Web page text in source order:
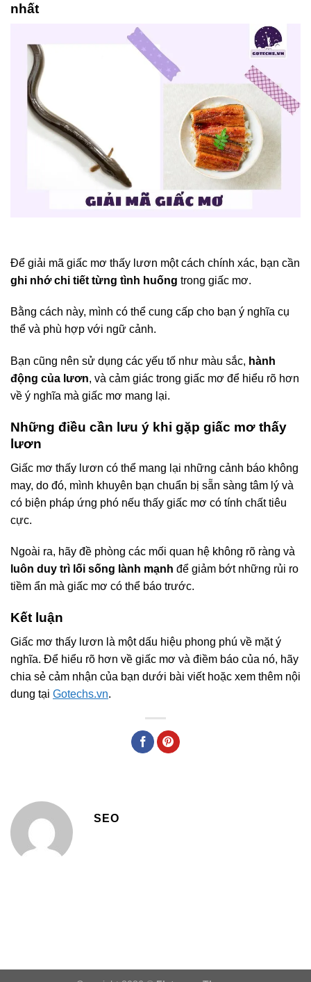
nhất
Để giải mã giấc mơ thấy lươn một cách chính xác, bạn cần
ghi nhớ chi tiết từng tình huống trong giấc mơ.
Bằng cách này, mình có thể cung cấp cho bạn ý nghĩa cụ
thể và phù hợp với ngữ cảnh.
Bạn cũng nên sử dụng các yếu tố như màu sắc, hành
động của lươn, và cảm giác trong giấc mơ để hiểu rõ hơn
về ý nghĩa mà giấc mơ mang lại.
Những điều cần lưu ý khi gặp giấc mơ thấy
lươn
Giấc mơ thấy lươn có thể mang lại những cảnh báo không
may, do đó, mình khuyên bạn chuẩn bị sẵn sàng tâm lý và
có biện pháp ứng phó nếu thấy giấc mơ có tính chất tiêu
cực.
Ngoài ra, hãy đề phòng các mối quan hệ không rõ ràng và
luôn duy trì lối sống lành mạnh để giảm bớt những rủi ro
tiềm ẩn mà giấc mơ có thể báo trước.
Kết luận
Giấc mơ thấy lươn là một dấu hiệu phong phú về mặt ý
nghĩa. Để hiểu rõ hơn về giấc mơ và điềm báo của nó, hãy
chia sẻ cảm nhận của bạn dưới bài viết hoặc xem thêm nội
dung tại Gotechs.vn.
SEO